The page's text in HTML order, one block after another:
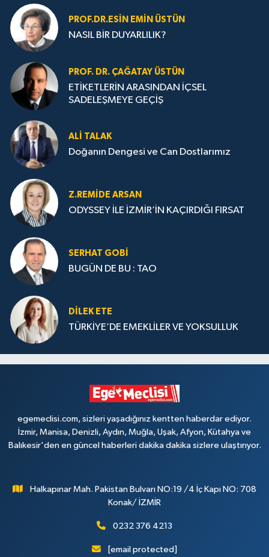
PROF.DR.ESIN EMIN ÜSTÜN
NASIL BİR DUYARLILIK?
PROF. DR. ÇAĞATAY ÜSTÜN
ETİKETLERİN ARASINDAN İÇSEL
SADELEŞMEYE GEÇİŞ
ALI TALAK
Doğanın Dengesi ve Can Dostlarımız
Z.REMIDE ARSAN
ODYSSEY İLE İZMİR’İN KAÇIRDIĞI FIRSAT
SERHAT GOBİ
BUGÜN DE BU : TAO
DILEK ETE
TÜRKİYE’DE EMEKLİLER VE YOKSULLUK
egemeclisi.com, sizleri yaşadığınız kentten haberdar ediyor.
İzmir, Manisa, Denizli, Aydın, Muğla, Uşak, Afyon, Kütahya ve
Balıkesir'den en güncel haberleri dakika dakika sizlere ulaştırıyor.
Halkapınar Mah. Pakistan Bulvarı NO:19 /4 İç Kapı NO: 708
Konak/ İZMİR
0232 376 4213
[email protected]